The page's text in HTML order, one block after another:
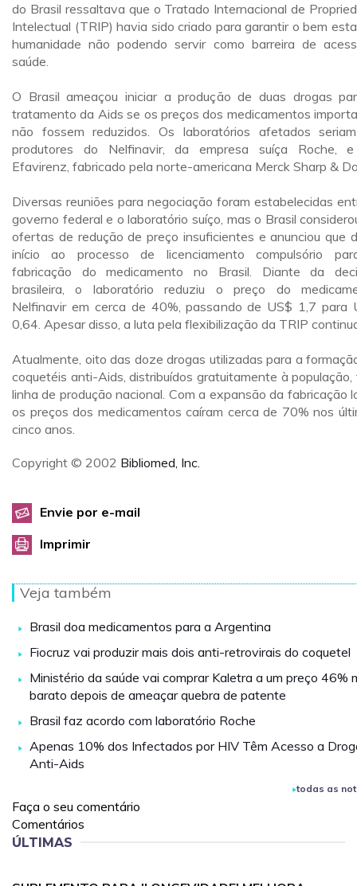
do Brasil ressaltava que o Tratado Internacional de
Intelectual (TRIP) havia sido criado para garantir o bem
humanidade não podendo servir como barreira de
saúde.
O Brasil ameaçou iniciar a produção de duas drogas
tratamento da Aids se os preços dos medicamentos
não fossem reduzidos. Os laboratórios afetados
produtores do Nelfinavir, da empresa suíça Roche,
Efavirenz, fabricado pela norte-americana Merck Sharp &
Diversas reuniões para negociação foram estabelecidas
governo federal e o laboratório suíço, mas o Brasil
ofertas de redução de preço insuficientes e anunciou que
início ao processo de licenciamento compulsório
fabricação do medicamento no Brasil. Diante da
brasileira, o laboratório reduziu o preço do
Nelfinavir em cerca de 40%, passando de US$ 1,7 para
0,64. Apesar disso, a luta pela flexibilização da TRIP
Atualmente, oito das doze drogas utilizadas para a
coquetéis anti-Aids, distribuídos gratuitamente à população,
linha de produção nacional. Com a expansão da fabricação
os preços dos medicamentos caíram cerca de 70% nos
cinco anos.
Copyright © 2002 Bibliomed, Inc.
Envie por e-mail
Imprimir
Veja também
Brasil doa medicamentos para a Argentina
Fiocruz vai produzir mais dois anti-retrovirais do coquetel
Ministério da saúde vai comprar Kaletra a um preço 46%
barato depois de ameaçar quebra de patente
Brasil faz acordo com laboratório Roche
Apenas 10% dos Infectados por HIV Têm Acesso a
Anti-Aids
todas as
Faça o seu comentário
Comentários
ÚLTIMAS